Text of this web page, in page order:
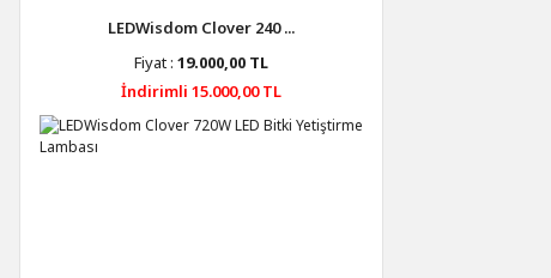
LEDWisdom Clover 240 ...
Fiyat : 19.000,00 TL
İndirimli 15.000,00 TL